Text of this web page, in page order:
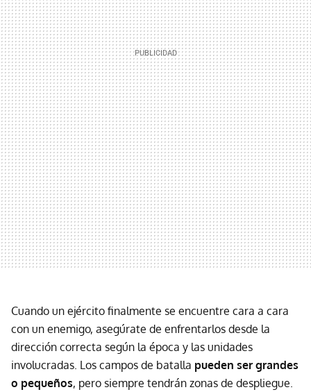
Cuando un ejército finalmente se encuentre cara a cara
con un enemigo, asegúrate de enfrentarlos desde la
dirección correcta según la época y las unidades
involucradas. Los campos de batalla pueden ser grandes
o pequeños, pero siempre tendrán zonas de despliegue.